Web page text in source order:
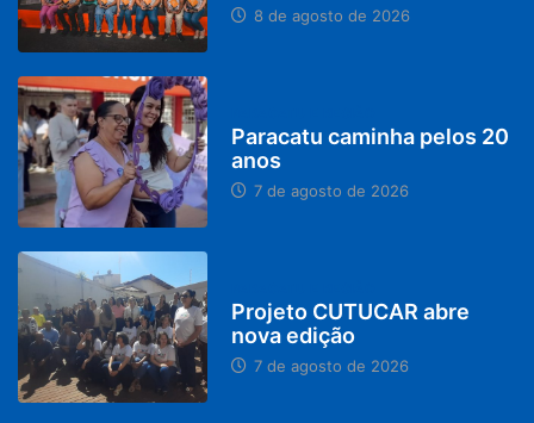
8 de agosto de 2026
Paracatu caminha pelos 20
anos
7 de agosto de 2026
Projeto CUTUCAR abre
nova edição
7 de agosto de 2026